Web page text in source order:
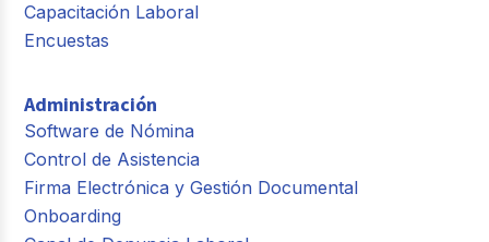
Capacitación Laboral
Encuestas
Administración
Software de Nómina
Control de Asistencia
Firma Electrónica y Gestión Documental
Onboarding